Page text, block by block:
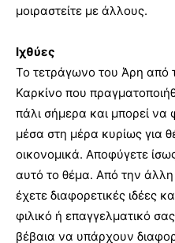
μοιραστείτε με άλλους.
Ιχθύες
Το τετράγωνο του Άρη από
Καρκίνο που
πάλι σήμερα και μπορεί να
μέσα στη μέρα κυρίως για
οικονομικά. Αποφύγετε
αυτό το θέμα. Από την άλλη
έχετε διαφορετικές ιδέες
φιλικό ή επαγγελματικό
βέβαια να υπάρχουν